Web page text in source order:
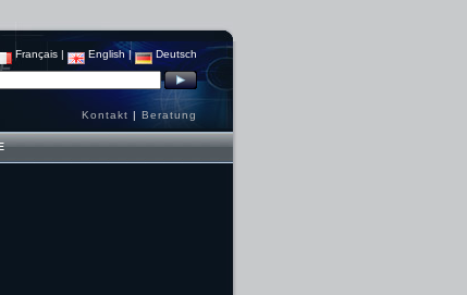
Français| English| Deutsch
Kontakt | Beratung